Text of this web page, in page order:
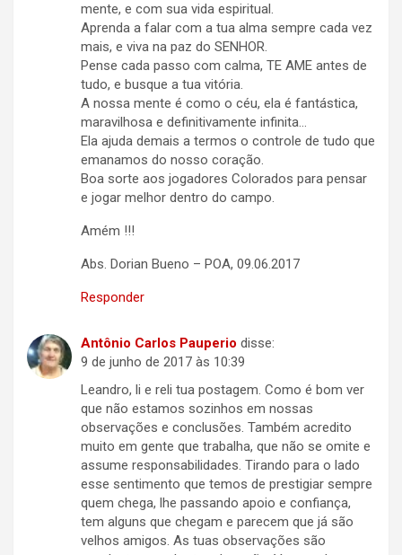
mente, e com sua vida espiritual.
Aprenda a falar com a tua alma sempre cada vez
mais, e viva na paz do SENHOR.
Pense cada passo com calma, TE AME antes de
tudo, e busque a tua vitória.
A nossa mente é como o céu, ela é fantástica,
maravilhosa e definitivamente infinita…
Ela ajuda demais a termos o controle de tudo que
emanamos do nosso coração.
Boa sorte aos jogadores Colorados para pensar
e jogar melhor dentro do campo.
Amém !!!
Abs. Dorian Bueno – POA, 09.06.2017
Responder
Antônio Carlos Pauperio disse:
9 de junho de 2017 às 10:39
Leandro, li e reli tua postagem. Como é bom ver
que não estamos sozinhos em nossas
observações e conclusões. Também acredito
muito em gente que trabalha, que não se omite e
assume responsabilidades. Tirando para o lado
esse sentimento que temos de prestigiar sempre
quem chega, lhe passando apoio e confiança,
tem alguns que chegam e parecem que já são
velhos amigos. As tuas observações são